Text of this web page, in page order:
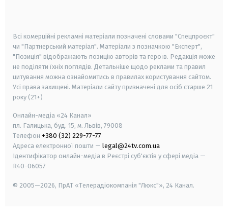
Всі комерційні рекламні матеріали позначені словами "Спецпроєкт"
чи "Партнерський матеріал". Матеріали з позначкою "Експерт",
"Позиція" відображають позицію авторів та героїв. Редакція може
не поділяти їхніх поглядів. Детальніше щодо реклами та правил
цитування можна ознайомитись в правилах користування сайтом.
Усі права захищені. Матеріали сайту призначені для осіб старше 21
року (21+)
Онлайн-медіа «24 Канал»
пл. Галицька, буд. 15, м. Львів, 79008
Телефон +380 (32) 229-77-77
Адреса електронної пошти — legal@24tv.com.ua
Ідентифікатор онлайн-медіа в Реєстрі суб'єктів у сфері медіа —
R40-06057
© 2005—2026, ПрАТ «Телерадіокомпанія "Люкс"», 24 Канал.